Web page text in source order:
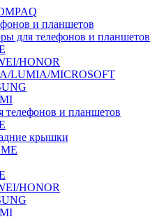
и планшетов
для телефонов и планшетов
HONOR
LUMIA/MICROSOFT
телефонов и планшетов
крышки
HONOR